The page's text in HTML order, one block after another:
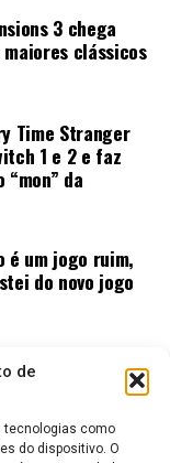
de
tecnologias como
do dispositivo. O
às versões de
otimização
3 chega
clássicos
Time Stranger
1 e 2 e faz
da
é um jogo ruim,
do novo jogo
do Sonic: Os
SEGA